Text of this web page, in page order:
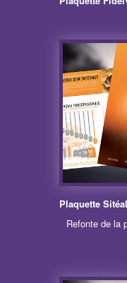
Plaquette Sitéal
Refonte de la